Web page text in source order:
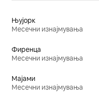
Њујорк
Месечни изнајмувања
Фиренца
Месечни изнајмувања
Мајами
Месечни изнајмувања